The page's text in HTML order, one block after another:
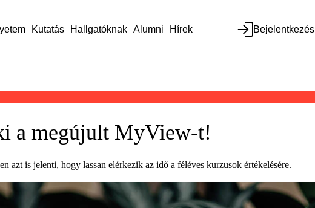
Kutatás Hallgatóknak Alumni Hírek Bejelentkezés
a megújult MyView-t!
azt is jelenti, hogy lassan elérkezik az idő a féléves kurzusok értékelésére.